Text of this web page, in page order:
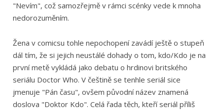
"Nevím", což samozřejmě v rámci scénky vede k mnoha
nedorozuměním.
Žena v comicsu tohle nepochopení zavádí ještě o stupeň
dál tím, že si jejich neustálé dohady o tom, kdo/Kdo je na
první metě vykládá jako debatu o hrdinovi britského
seriálu Doctor Who. V češtině se tenhle seriál sice
jmenuje "Pán času", ovšem původní název znamená
doslova "Doktor Kdo". Celá řada těch, kteří seriál příliš